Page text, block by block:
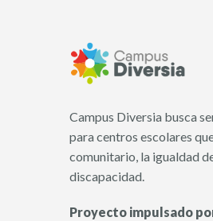
Campus Diversia busca
para centros escolares
comunitario, la igualdad
discapacidad.
Proyecto impulsado